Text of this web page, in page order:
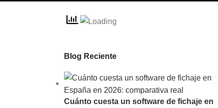
Blog Reciente
Cuánto cuesta un software de fichaje en